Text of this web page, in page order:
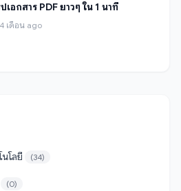
เอกสาร PDF ยาวๆ ใน 1 นาที
เดือน ago
โลยี (34)
(0)